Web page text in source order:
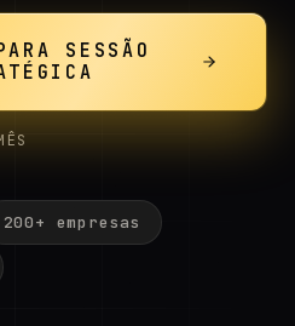
SESSÃO
200+ empresas